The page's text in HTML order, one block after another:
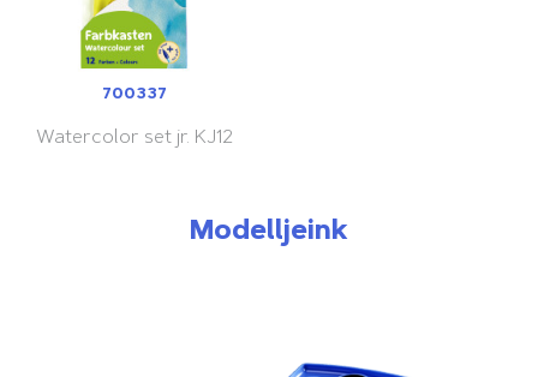
700337
Watercolor set jr. KJ12
Modelljeink